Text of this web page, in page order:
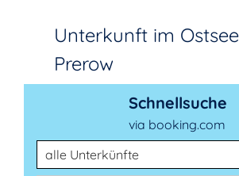
Unterkunft im
Prerow
Schnellsuche
via booking.com
Unterkunftsart